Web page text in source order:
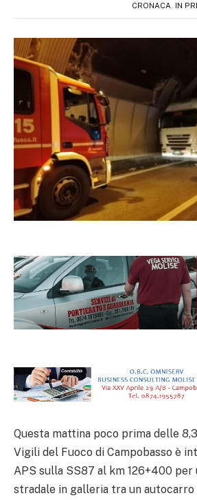
CRONACA
IN
Questa mattina poco prima delle
Vigili del Fuoco di Campobasso è
APS sulla SS87 al km 126+400 per
stradale in galleria tra un autocarro